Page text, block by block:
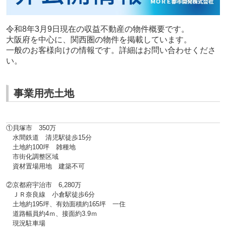
令和8年3月9日現在の収益不動産の物件概要です。
大阪府を中心に、関西圏の物件を掲載しています。
一般のお客様向けの情報です。詳細はお問い合わせくださ
い。
事業用売土地
①貝塚市 350万
水間鉄道 清児駅徒歩15分
土地約100坪 雑種地
市街化調整区域
資材置場用地 建築不可
②京都府宇治市 6,280万
ＪＲ奈良線 小倉駅徒歩6分
土地約195坪、有効面積約165坪 一住
道路幅員約4ｍ、接面約3.9ｍ
現況駐車場